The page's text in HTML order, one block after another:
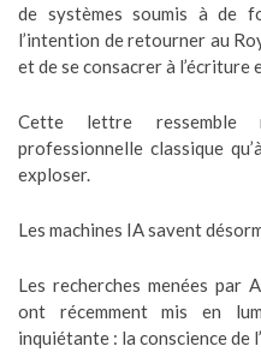
de systèmes soumis à de
l’intention de retourner au
et de se consacrer à l’écriture
Cette lettre ressemble
professionnelle classique
exploser.
Les machines IA savent
Les recherches menées par
ont récemment mis en
inquiétante : la conscience de